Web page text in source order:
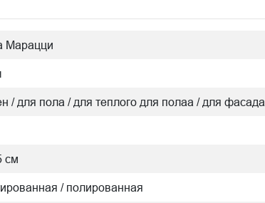
Марацци
/ для пола / для теплого для полаа / для фасада
см
/ полированная